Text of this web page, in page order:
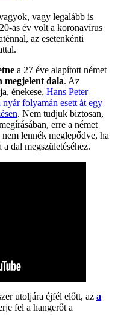
vagy legalább is
as év volt a koronavírus
az esetenkénti
a 27 éve alapított német
megjelent dala. Az
énekese, Hans Peter
nyár folyamán esett át egy
. Nem tudjuk biztosan,
erre a német
lennék meglepődve, ha
dal megszületéséhez.
utoljára éjfél előtt, az a
fel a hangerőt a